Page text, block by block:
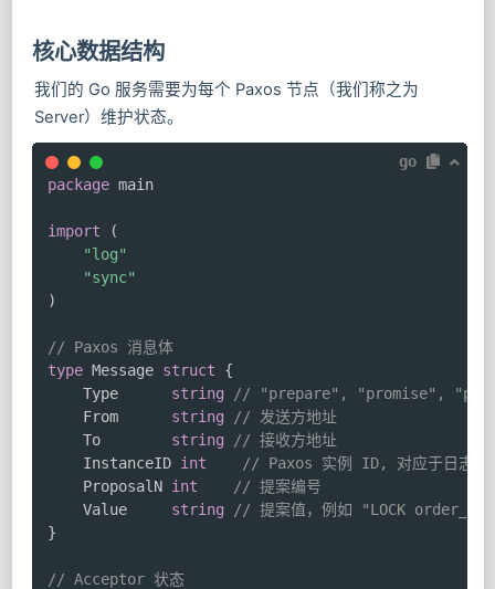
核心数据结构
我们的 Go 服务需要为每个 Paxos 节点（我们称之为
Server）维护状态。
go
package main
import
(
"log"
"sync"
)
// Paxos 消息体
type Message struct
{
	Type
string
// "prepare", "promise",
	From
string
// 发送方地址
	To
string
// 接收方地址
	InstanceID
int
// Paxos 实例 ID, 对应于日志索
	ProposalN
int
// 提案编号
	Value
string
// 提案值，例如 "LOCK
}
// Acceptor 状态